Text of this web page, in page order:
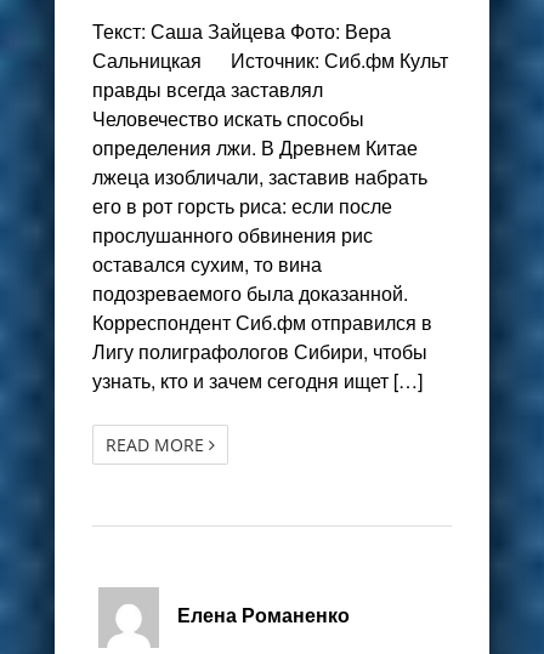
Текст: Саша Зайцева Фото: Вера
Сальницкая Источник: Сиб.фм Культ
правды всегда заставлял
Человечество искать способы
определения лжи. В Древнем Китае
лжеца изобличали, заставив набрать
его в рот горсть риса: если после
прослушанного обвинения рис
оставался сухим, то вина
подозреваемого была доказанной.
Корреспондент Сиб.фм отправился в
Лигу полиграфологов Сибири, чтобы
узнать, кто и зачем сегодня ищет […]
READ MORE
Елена Романенко